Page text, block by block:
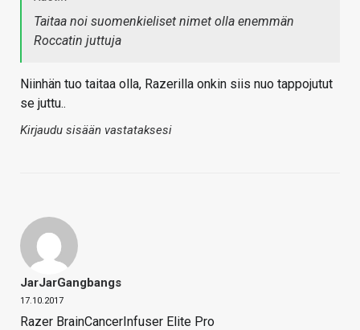
Taitaa noi suomenkieliset nimet olla enemmän
Roccatin juttuja
Niinhän tuo taitaa olla, Razerilla onkin siis nuo tappojutut
se juttu..
Kirjaudu sisään vastataksesi
JarJarGangbangs
17.10.2017
Razer BrainCancerInfuser Elite Pro